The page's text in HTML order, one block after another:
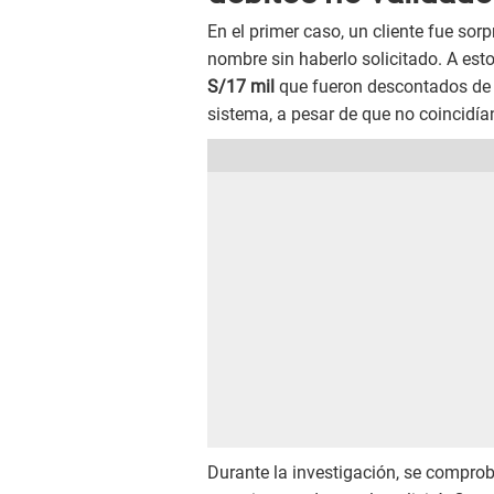
En el primer caso, un cliente fue
nombre sin haberlo solicitado. A
S/17 mil que fueron descontados
sistema, a pesar de que no
Durante la investigación, se